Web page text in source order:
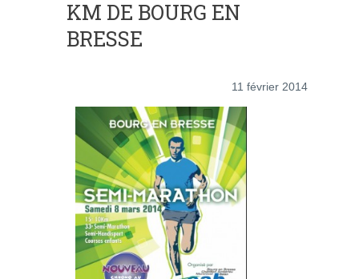
KM DE BOURG EN
BRESSE
11 février 2014